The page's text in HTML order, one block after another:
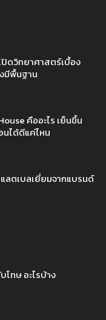
ปิดวิทยาศาสตร์เบื้อง
มีพื้นฐาน
คืออะไร เย็นขึ้น
นได้ดีแค่ไหน
ลตเบลเยี่ยมจากแบรนด์
โทษ อะไรบ้าง